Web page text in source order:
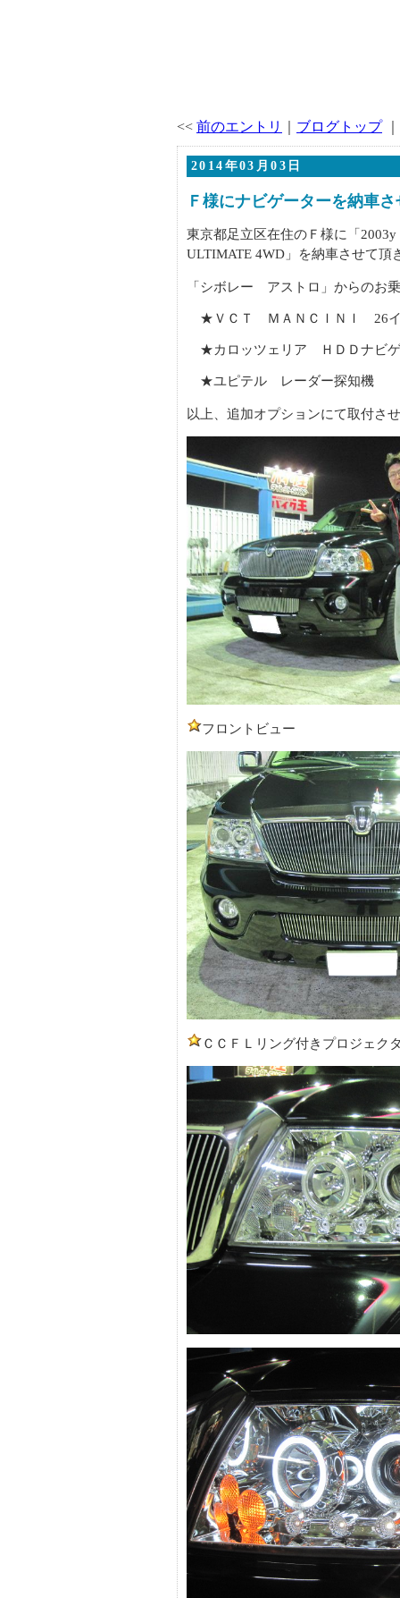
<< 前のエントリ ブログトップ｜
2014年03月03日
Ｆ様にナビゲーターを納車
東京都足立区在住のＦ様に「
ULTIMATE 4WD」を納車させて頂
「シボレー アストロ」からのお
★ＶＣＴ ＭＡＮＣＩＮＩ 26イ
★カロッツェリア ＨＤＤナビゲ
★ユピテル レーダー探知機
以上、追加オプションにて取付さ
フロントビュー
ＣＣＦＬリング付きプロジェク